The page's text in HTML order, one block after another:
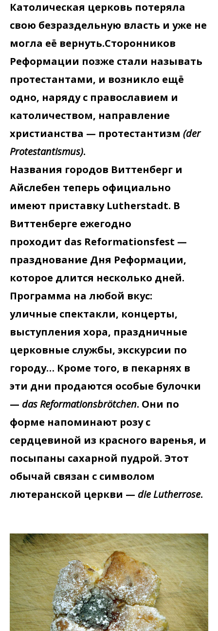
Католическая церковь потеряла
свою безраздельную власть и уже не
могла её вернуть.Сторонников
Реформации позже стали называть
протестантами, и возникло ещё
одно, наряду с православием и
католичеством, направление
христианства — протестантизм (der
Protestantismus).
Названия городов Виттенберг и
Айслебен теперь официально
имеют приставку Lutherstadt. В
Виттенберге ежегодно
проходит das Reformationsfest —
празднование Дня Реформации,
которое длится несколько дней.
Программа на любой вкус:
уличные спектакли, концерты,
выступления хора, праздничные
церковные службы, экскурсии по
городу… Кроме того, в пекарнях в
эти дни продаются особые булочки
— das Reformationsbrötchen. Они по
форме напоминают розу с
сердцевиной из красного варенья, и
посыпаны сахарной пудрой. Этот
обычай связан с символом
лютеранской церкви — die Lutherrose.